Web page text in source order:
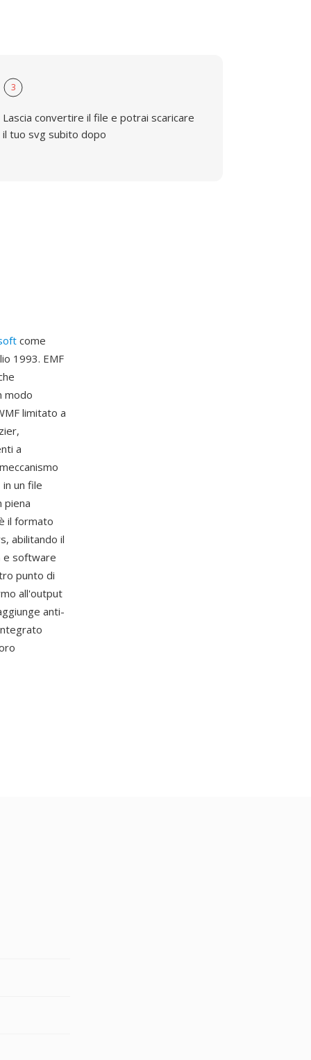
3
Lascia convertire il file e potrai scaricare
il tuo svg subito dopo
come
1993. EMF
modo
limitato a
a
un file
piena
il formato
abilitando il
e software
punto di
all'output
anti-